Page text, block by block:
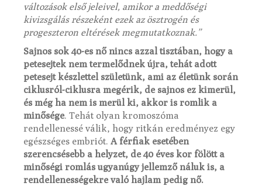
változások első jeleivel, amikor a meddőségi
kivizsgálás részeként ezek az ösztrogén és
progeszteron eltérések megmutatkoznak.”
Sajnos sok 40-es nő nincs azzal tisztában, hogy a
petesejtek nem termelődnek újra, tehát adott
petesejt készlettel születünk, ami az életünk során
ciklusról-ciklusra megérik, de sajnos ez kimerül,
és még ha nem is merül ki, akkor is romlik a
minősége. Tehát olyan kromoszóma
rendellenessé válik, hogy ritkán eredményez egy
egészséges embriót. A férfiak esetében
szerencsésebb a helyzet, de 40 éves kor fölött a
minőségi romlás ugyanúgy jellemző náluk is, a
rendellenességekre való hajlam pedig nő.